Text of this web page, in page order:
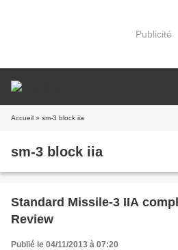
Publicité
Accueil » sm-3 block iia
sm-3 block iia
Standard Missile-3 IIA
Review
Publié le 04/11/2013 à 07:20